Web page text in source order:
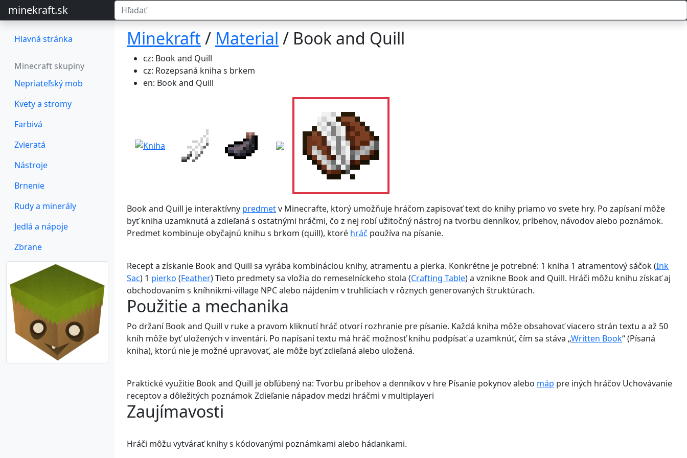
minekraft.sk
Hlavná stránka
Minecraft skupiny
Nepriateľský mob
Kvety a stromy
Farbivá
Zvieratá
Nástroje
Brnenie
Rudy a minerály
Jedlá a nápoje
Zbrane
Minekraft / Material / Book and Quill
cz: Book and Quill
cz: Rozepsaná kniha s brkem
en: Book and Quill
Book and Quill je interaktívny predmetv Minecrafte, ktorý umožňuje hráčom zapisovať text do knihy priamo vo svete hry. Po zapísaní môže
byť kniha uzamknutá a zdieľaná s ostatnými hráčmi, čo z nej robí užitočný nástroj na tvorbu denníkov, príbehov, návodov alebo poznámok.
Predmet kombinuje obyčajnú knihu s brkom (quill), ktoré hráč používa na písanie.
Recept a získanie Book and Quill sa vyrába kombináciou knihy, atramentu a pierka. Konkrétne je potrebné: 1 kniha 1 atramentový sáčok (Ink
Sac) 1 pierko (Feather) Tieto predmety sa vložia do remeselníckeho stola (Crafting Table) a vznikne Book and Quill. Hráči môžu knihu získať aj
obchodovaním s kníhnikmi-village NPC alebo nájdením v truhliciach v rôznych generovaných štruktúrach.
Použitie a mechanika
Po držaní Book and Quill v ruke a pravom kliknutí hráč otvorí rozhranie pre písanie. Každá kniha môže obsahovať viacero strán textu a až 50
kníh môže byť uložených v inventári. Po napísaní textu má hráč možnosť knihu podpísať a uzamknúť, čím sa stáva „Written Book“ (Písaná
kniha), ktorú nie je možné upravovať, ale môže byť zdieľaná alebo uložená.
Praktické využitie Book and Quill je obľúbený na: Tvorbu príbehov a denníkov v hre Písanie pokynov alebo máp pre iných hráčov Uchovávanie
receptov a dôležitých poznámok Zdieľanie nápadov medzi hráčmi v multiplayeri
Zaujímavosti
Hráči môžu vytvárať knihy s kódovanými poznámkami alebo hádankami.